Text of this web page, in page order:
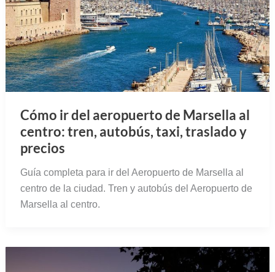
Cómo ir del aeropuerto de Marsella al
centro: tren, autobús, taxi, traslado y
precios
Guía completa para ir del Aeropuerto de Marsella al
centro de la ciudad. Tren y autobús del Aeropuerto de
Marsella al centro.